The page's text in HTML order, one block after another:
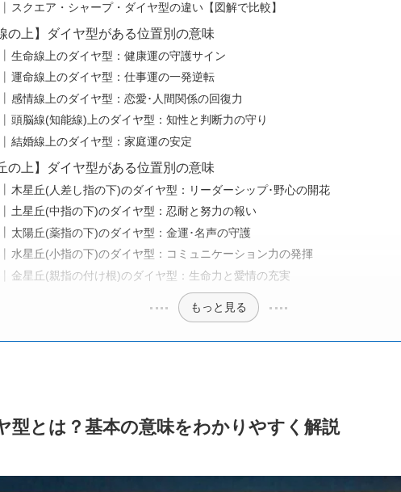
スクエア・シャープ・ダイヤ型の違い【図解で比較】
の上】ダイヤ型がある位置別の意味
生命線上のダイヤ型：健康運の守護サイン
運命線上のダイヤ型：仕事運の一発逆転
感情線上のダイヤ型：恋愛･人間関係の回復力
頭脳線(知能線)上のダイヤ型：知性と判断力の守り
結婚線上のダイヤ型：家庭運の安定
の上】ダイヤ型がある位置別の意味
木星丘(人差し指の下)のダイヤ型：リーダーシップ･野心の開花
土星丘(中指の下)のダイヤ型：忍耐と努力の報い
太陽丘(薬指の下)のダイヤ型：金運･名声の守護
水星丘(小指の下)のダイヤ型：コミュニケーション力の発揮
金星丘(親指の付け根)のダイヤ型：生命力と愛情の充実
もっと見る
型とは？基本の意味をわかりやすく解説